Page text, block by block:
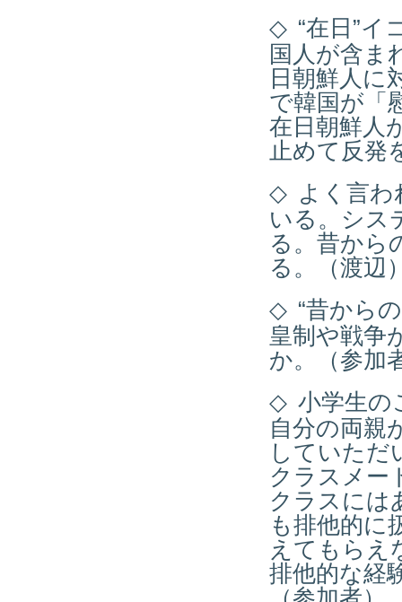
◇ “在日”イ
国人が含ま
日朝鮮人に
で韓国が「
在日朝鮮人
止めて反発
◇ よく言
いる。シス
る。昔から
る。（渡辺
◇ “昔から
皇制や戦争
か。（参加
◇ 小学生の
自分の両親
していただ
クラスメー
クラスには
も排他的に
えてもらえ
排他的な経